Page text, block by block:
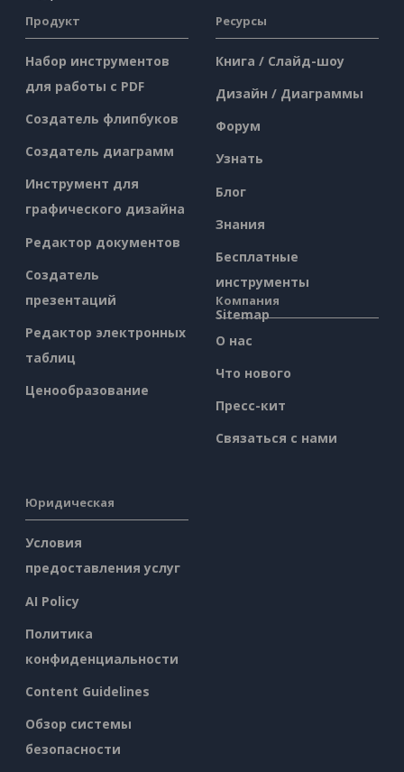
Продукт
Набор инструментов
для работы с PDF
Создатель флипбуков
Создатель диаграмм
Инструмент для
графического дизайна
Редактор документов
Создатель
презентаций
Редактор электронных
таблиц
Ценообразование
Ресурсы
Книга / Слайд-шоу
Дизайн / Диаграммы
Форум
Узнать
Блог
Знания
Бесплатные
инструменты
Sitemap
Компания
О нас
Что нового
Пресс-кит
Связаться с нами
Юридическая
Условия
предоставления услуг
AI Policy
Политика
конфиденциальности
Content Guidelines
Обзор системы
безопасности